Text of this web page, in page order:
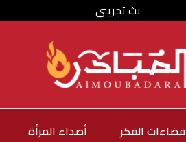
بث تجريبي
فضاءات الفكر أصداء المرأة